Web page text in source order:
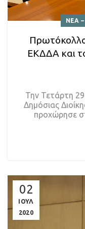
ΝΕΑ
ΕΚΔΔΑ και
Την Τετάρτη 29
Δημόσιας
προχώρησε
02
ΙΟΥΛ
2020